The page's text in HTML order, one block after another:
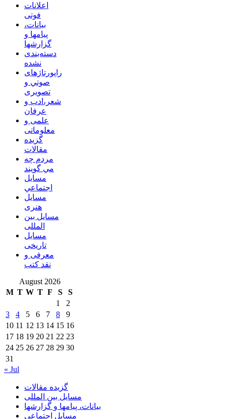
اعلانات
فوتی
بیانات،
پیامها و
گزارشها
دسته‌بندی
نشده
راپورتاژهای
صوتي و
تصويری
شعر،ادب و
عرفان
علمی و
معلوماتی
گزیده
مقالات
مردم چه
مي گويند
مسايل
اجتماعي
مسايل
هنری
مسایل بین
المللی
مسایل
تاریخی
معرفی و
نقد کتب
August 2026
M T W T F S
S
1
2
3
4 5 6 7 8
9
10 11 12 13 14 15 16
17 18 19 20 21 22 23
24 25 26 27 28 29 30
31
« Jul
گزیده مقالات
مسایل بین المللی
بیانات، پیامها و گزارشها
مسايل اجتماعي